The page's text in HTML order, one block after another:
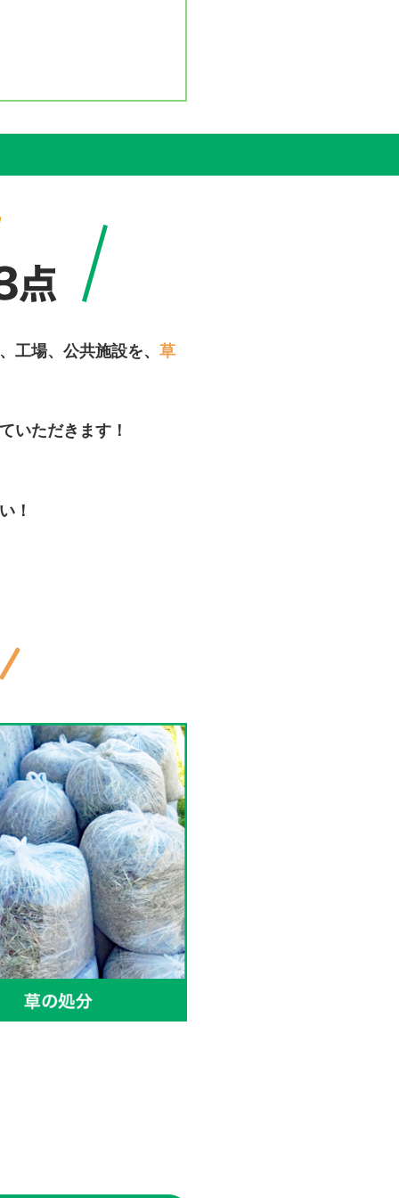
工場、公共施設を、草
いただきます！
！